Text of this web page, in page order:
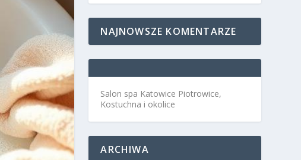
NAJNOWSZE KOMENTARZE
Salon spa Katowice Piotrowice,
Kostuchna i okolice
ARCHIWA